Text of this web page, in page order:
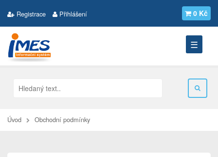
Registrace Přihlášení 0 Kč
☰
Úvod Obchodní podmínky